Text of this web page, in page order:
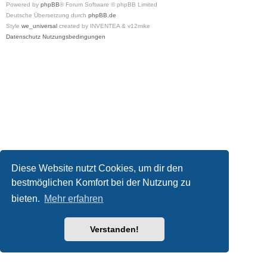
Diese Website nutzt Cookies, um dir den
bestmöglichen Komfort bei der Nutzung zu
bieten. Mehr erfahren
Verstanden!
Powered by phpBB® Forum Software © phpBB Limited
Deutsche Übersetzung durch phpBB.de
Style we_universal created by INVENTEA & v12mike
Datenschutz Nutzungsbedingungen